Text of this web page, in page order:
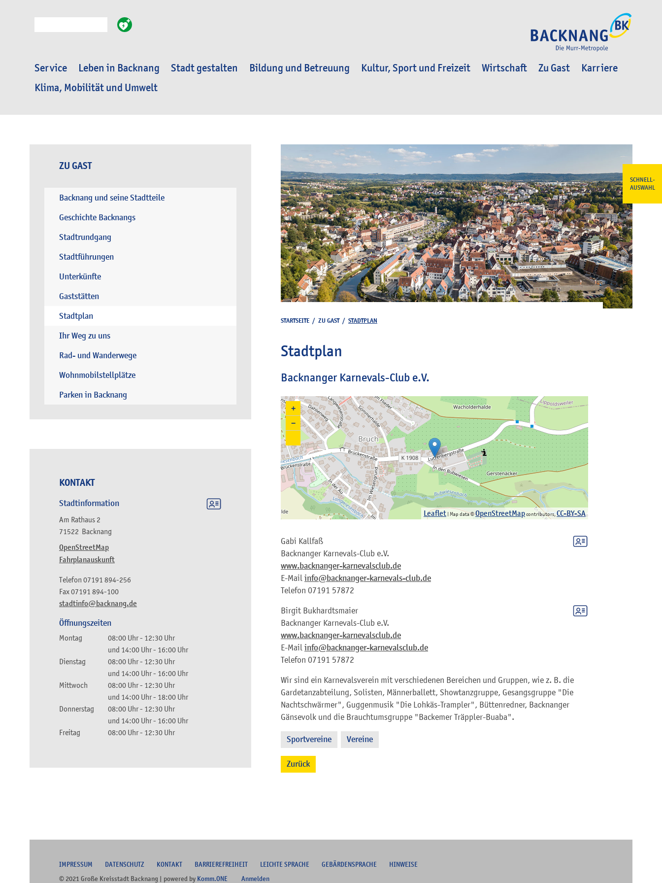
Service Leben in Backnang Stadt gestalten Bildung und Betreuung Kultur, Sport und Freizeit Wirtschaft Zu Gast
Karriere
Klima, Mobilität und Umwelt
SCHNELL-
AUSWAHL
ZU GAST
Backnang und seine Stadtteile
Geschichte Backnangs
Stadtrundgang
Stadtführungen
Unterkünfte
Gaststätten
Stadtplan
Ihr Weg zu uns
Rad- und Wanderwege
Wohnmobilstellplätze
Parken in Backnang
KONTAKT
Stadtinformation
Am Rathaus 2
71522 Backnang
OpenStreetMap
Fahrplanauskunft
stadtinfo@backnang.de
Telefon 07191 894-256
Fax07191 894-100
Öffnungszeiten
Montag 08:00 Uhr- 12:30 Uhr
und 14:00 Uhr- 16:00 Uhr
Dienstag
08:00 Uhr- 12:30 Uhr
und 14:00 Uhr- 16:00 Uhr
Mittwoch
08:00 Uhr- 12:30 Uhr
und 14:00 Uhr- 18:00 Uhr
Donnerstag
08:00 Uhr- 12:30 Uhr
und 14:00 Uhr- 16:00 Uhr
Freitag
08:00 Uhr- 12:30 Uhr
STARTSEITE / ZU GAST/ STADTPLAN
Stadtplan
Backnanger Karnevals-Club e.V.
+
−
Leaflet | Map data ©OpenStreetMapcontributors, CC-BY-SA
Gabi Kallfaß
Backnanger Karnevals-Club e.V.
www.backnanger-karnevalsclub.de
E-Mail info@backnanger-karnevals-club.de
Telefon 07191 57872
Birgit Bukhardtsmaier
Backnanger Karnevals-Club e.V.
www.backnanger-karnevalsclub.de
E-Mail info@backnanger-karnevalsclub.de
Telefon 07191 57872
Wir sind ein Karnevalsverein mit verschiedenen Bereichen und Gruppen, wie z. B. die
Gardetanzabteilung, Solisten, Männerballett, Showtanzgruppe, Gesangsgruppe "Die
Nachtschwärmer", Guggenmusik "Die Lohkäs-Trampler", Büttenredner, Backnanger
Gänsevolk und die Brauchtumsgruppe "Backemer Träppler-Buaba".
Sportvereine Vereine
Zurück
IMPRESSUM DATENSCHUTZ KONTAKT BARRIEREFREIHEIT LEICHTE SPRACHE GEBÄRDENSPRACHE
HINWEISE
© 2021 Große Kreisstadt Backnang | powered by Komm.ONE Anmelden